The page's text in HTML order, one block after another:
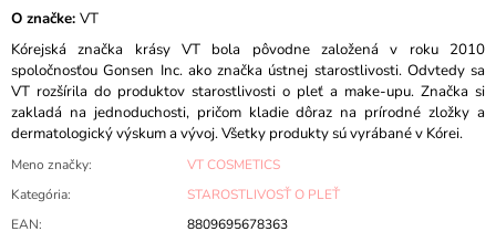
O značke: VT
Kórejská značka krásy VT bola pôvodne založená v roku 2010
spoločnosťou Gonsen Inc. ako značka ústnej starostlivosti. Odvtedy sa
VT rozšírila do produktov starostlivosti o pleť a make-upu. Značka si
zakladá na jednoduchosti, pričom kladie dôraz na prírodné zložky a
dermatologický výskum a vývoj. Všetky produkty sú vyrábané v Kórei.
Meno značky:
VT COSMETICS
Kategória:
STAROSTLIVOSŤ O PLEŤ
EAN: 8809695678363